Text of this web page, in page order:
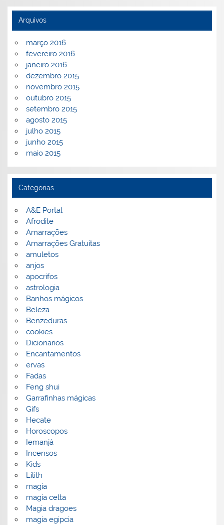
Arquivos
março 2016
fevereiro 2016
janeiro 2016
dezembro 2015
novembro 2015
outubro 2015
setembro 2015
agosto 2015
julho 2015
junho 2015
maio 2015
Categorias
A&E Portal
Afrodite
Amarrações
Amarrações Gratuitas
amuletos
anjos
apocrifos
astrologia
Banhos mágicos
Beleza
Benzeduras
cookies
Dicionarios
Encantamentos
ervas
Fadas
Feng shui
Garrafinhas mágicas
Gifs
Hecate
Horoscopos
Iemanjá
Incensos
Kids
Lilith
magia
magia celta
Magia dragoes
magia egipcia